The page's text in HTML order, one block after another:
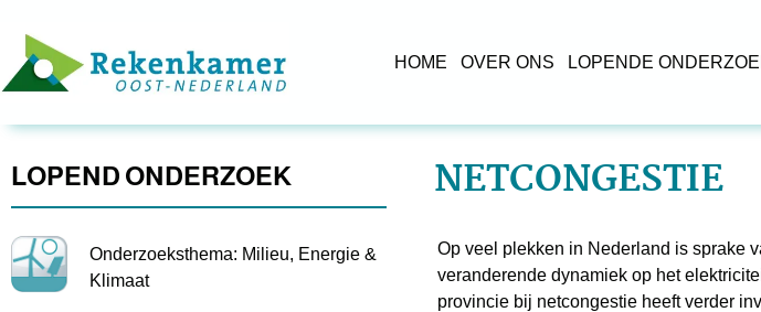
HOME OVER ONS LOPENDE
LOPEND ONDERZOEK NETCONGESTIE
Onderzoeksthema: Milieu, Energie &
Klimaat
Op veel plekken in Nederland is sprake
veranderende dynamiek op het
provincie bij netcongestie heeft verder